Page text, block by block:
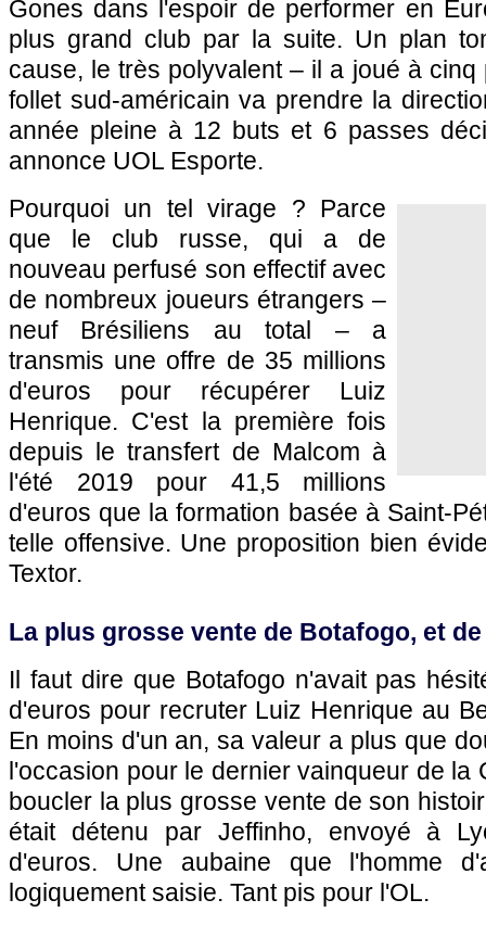
Gones dans l'espoir de performer en
plus grand club par la suite. Un plan
cause, le très polyvalent – il a joué à
follet sud-américain va prendre la
année pleine à 12 buts et 6 passes
annonce UOL Esporte.
Pourquoi un tel virage ? Parce
que le club russe, qui a de
nouveau perfusé son effectif avec
de nombreux joueurs étrangers –
neuf Brésiliens au total – a
transmis une offre de 35 millions
d'euros pour récupérer Luiz
Henrique. C'est la première fois
depuis le transfert de Malcom à
l'été 2019 pour 41,5 millions
d'euros que la formation basée à Saint-
telle offensive. Une proposition bien
Textor.
La plus grosse vente de Botafogo, et
Il faut dire que Botafogo n'avait pas
d'euros pour recruter Luiz Henrique au
En moins d'un an, sa valeur a plus que
l'occasion pour le dernier vainqueur de la
boucler la plus grosse vente de son
était détenu par Jeffinho, envoyé à
d'euros. Une aubaine que l'homme
logiquement saisie. Tant pis pour l'OL.